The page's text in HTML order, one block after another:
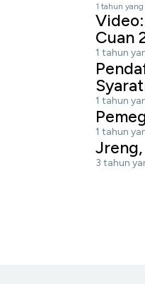
1 tahun
Cuan
1 tahun
1 tahun
1 tahun
Jreng,
3 tahun